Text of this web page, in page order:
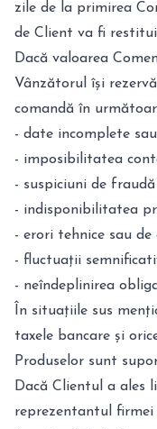
zile de la primirea
de Client va fi
Dacă valoarea
Vânzătorul își
comandă în
- date incomplete
- imposibilitatea
- suspiciuni de
- indisponibilitatea
- erori tehnice sau
- fluctuații
- neîndeplinirea
În situațiile sus
taxele bancare și
Produselor sunt
Dacă Clientul a ales
reprezentantul firmei